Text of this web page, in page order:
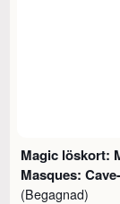
Magic löskort:
Masques:
(Begagnad)